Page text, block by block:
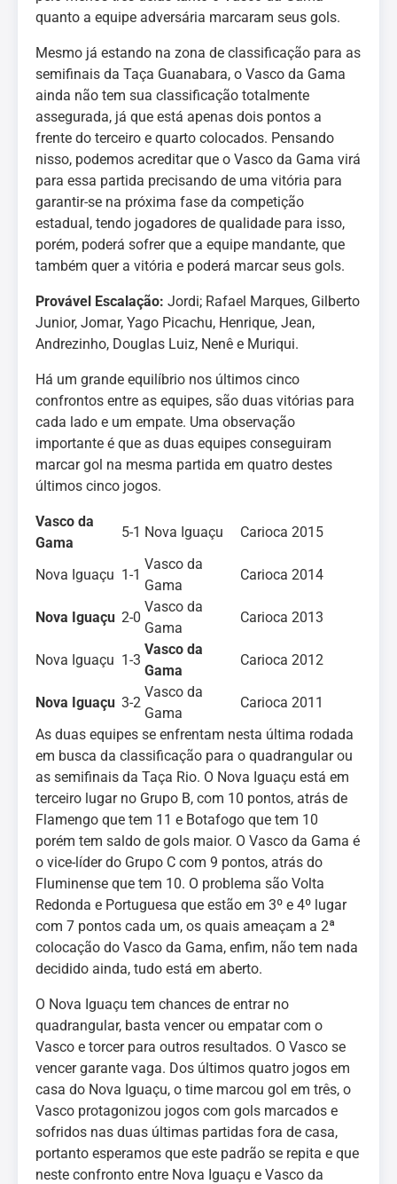
quanto a equipe adversária marcaram seus gols.
Mesmo já estando na zona de classificação para as
semifinais da Taça Guanabara, o Vasco da Gama
ainda não tem sua classificação totalmente
assegurada, já que está apenas dois pontos a
frente do terceiro e quarto colocados. Pensando
nisso, podemos acreditar que o Vasco da Gama virá
para essa partida precisando de uma vitória para
garantir-se na próxima fase da competição
estadual, tendo jogadores de qualidade para isso,
porém, poderá sofrer que a equipe mandante, que
também quer a vitória e poderá marcar seus gols.
Provável Escalação: Jordi; Rafael Marques, Gilberto
Junior, Jomar, Yago Picachu, Henrique, Jean,
Andrezinho, Douglas Luiz, Nenê e Muriqui.
Há um grande equilíbrio nos últimos cinco
confrontos entre as equipes, são duas vitórias para
cada lado e um empate. Uma observação
importante é que as duas equipes conseguiram
marcar gol na mesma partida em quatro destes
últimos cinco jogos.
Vasco da
Gama
5-1 Nova Iguaçu Carioca 2015
Nova Iguaçu 1-1
Vasco da
Gama
Carioca 2014
Nova Iguaçu 2-0
Vasco da
Gama
Carioca 2013
Nova Iguaçu 1-3
Vasco da
Gama
Carioca 2012
Nova Iguaçu 3-2
Vasco da
Gama
Carioca 2011
As duas equipes se enfrentam nesta última rodada
em busca da classificação para o quadrangular ou
as semifinais da Taça Rio. O Nova Iguaçu está em
terceiro lugar no Grupo B, com 10 pontos, atrás de
Flamengo que tem 11 e Botafogo que tem 10
porém tem saldo de gols maior. O Vasco da Gama é
o vice-líder do Grupo C com 9 pontos, atrás do
Fluminense que tem 10. O problema são Volta
Redonda e Portuguesa que estão em 3º e 4º lugar
com 7 pontos cada um, os quais ameaçam a 2ª
colocação do Vasco da Gama, enfim, não tem nada
decidido ainda, tudo está em aberto.
O Nova Iguaçu tem chances de entrar no
quadrangular, basta vencer ou empatar com o
Vasco e torcer para outros resultados. O Vasco se
vencer garante vaga. Dos últimos quatro jogos em
casa do Nova Iguaçu, o time marcou gol em três, o
Vasco protagonizou jogos com gols marcados e
sofridos nas duas últimas partidas fora de casa,
portanto esperamos que este padrão se repita e que
neste confronto entre Nova Iguaçu e Vasco da